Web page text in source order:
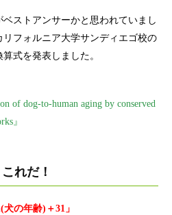
ストアンサーかと思われていまし
リフォルニア大学サンディエゴ校の
式を発表しました。
of dog-to-human aging by conserved
』
れだ！
の年齢)＋31」